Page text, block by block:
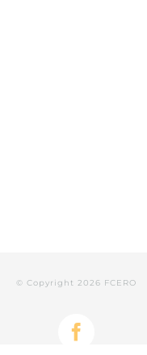
© Copyright 2026 FCERO
Facebook